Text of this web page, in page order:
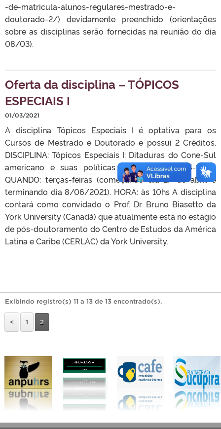
-de-matricula-alunos-regulares-mestrado-e-
doutorado-2/) devidamente preenchido (orientações
sobre as disciplinas serão fornecidas na reunião do dia
08/03).
Oferta da disciplina – TÓPICOS
ESPECIAIS I
01/03/2021
A disciplina Tópicos Especiais I é optativa para os
Cursos de Mestrado e Doutorado e possui 2 Créditos.
DISCIPLINA: Tópicos Especiais I: Ditaduras do Cone-Sul
americano e suas políticas econômicas (1964-1984)
QUANDO: terças-feiras (começando dia 27 de abril e
terminando dia 8/06/2021). HORA: às 10hs A disciplina
contará como convidado o Prof. Dr. Bruno Biasetto da
York University (Canadá) que atualmente está no estágio
de pós-doutoramento do Centro de Estudos da América
Latina e Caribe (CERLAC) da York University.
Exibindo registro(s) 11 a 13 de 13 encontrado(s).
< 1 2